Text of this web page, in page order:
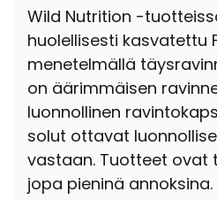
Wild Nutrition -
huolellisesti kasvatettu
menetelmällä
on äärimmäisen
luonnollinen
solut ottavat
vastaan. Tuotteet ovat
jopa pieninä annoksina.